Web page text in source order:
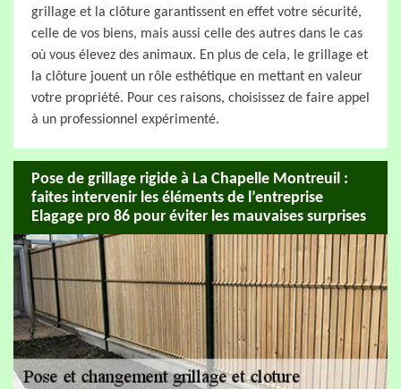
grillage et la clôture garantissent en effet votre sécurité,
celle de vos biens, mais aussi celle des autres dans le cas
où vous élevez des animaux. En plus de cela, le grillage et
la clôture jouent un rôle esthétique en mettant en valeur
votre propriété. Pour ces raisons, choisissez de faire appel
à un professionnel expérimenté.
Pose de grillage rigide à La Chapelle Montreuil :
faites intervenir les éléments de l’entreprise
Elagage pro 86 pour éviter les mauvaises surprises